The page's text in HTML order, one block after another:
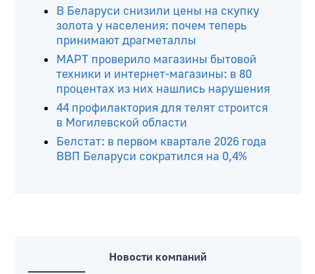
В Беларуси снизили цены на скупку
золота у населения: почем теперь
принимают драгметаллы
МАРТ проверило магазины бытовой
техники и интернет-магазины: в 80
процентах из них нашлись нарушения
44 профилактория для телят строится
в Могилевской области
Белстат: в первом квартале 2026 года
ВВП Беларуси сократился на 0,4%
Новости компаний